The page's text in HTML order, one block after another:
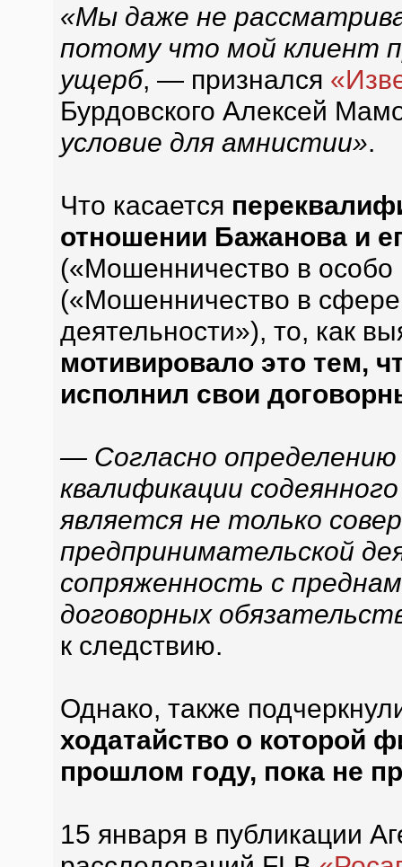
«Мы даже не
потому что мой клиент
ущерб, — признался
Бурдовского Алексей
условие для амнистии».
Что касается
отношении Бажанова и
(«Мошенничество в особо
(«Мошенничество в
деятельности»), то, как
мотивировало это тем,
исполнил свои
— Согласно определению
квалификации
является не только
предпринимательской
сопряженность с
договорных
к следствию.
Однако, также
ходатайство о которой
прошлом году, пока не
15 января в публикации